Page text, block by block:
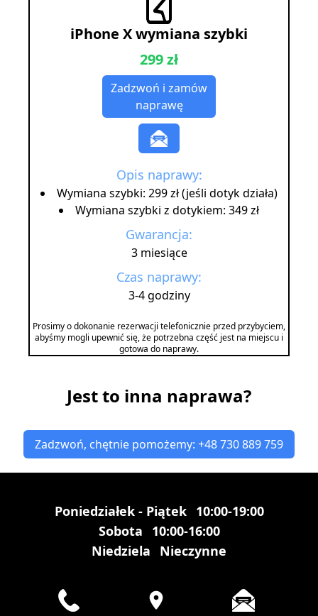
iPhone X wymiana szybki
299 zł
Zadzwoń i zamów
naprawę
Opis naprawy:
Wymiana szybki: 299 zł (jeśli dotyk działa)
Wymiana szybki z dotykiem: 349 zł
Gwarancja:
3 miesiące
Czas naprawy:
3-4 godziny
Prosimy o dokonanie rezerwacji telefonicznie przed przybyciem,
abyśmy mogli upewnić się, że potrzebna część jest na miejscu i
gotowa do naprawy.
Jest to inna naprawa?
Zadzwoń, chętnie pomożemy: +48 730 889 759
Poniedziałek - Piątek 10:00-19:00
Sobota
10:00-16:00
Niedziela
Nieczynne